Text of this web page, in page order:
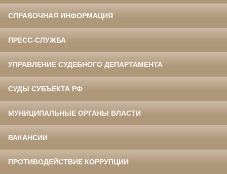
СПРАВОЧНАЯ ИНФОРМАЦИЯ
ПРЕСС-СЛУЖБА
УПРАВЛЕНИЕ СУДЕБНОГО ДЕПАРТАМЕНТА
СУДЫ СУБЪЕКТА РФ
МУНИЦИПАЛЬНЫЕ ОРГАНЫ ВЛАСТИ
ВАКАНСИИ
ПРОТИВОДЕЙСТВИЕ КОРРУПЦИИ